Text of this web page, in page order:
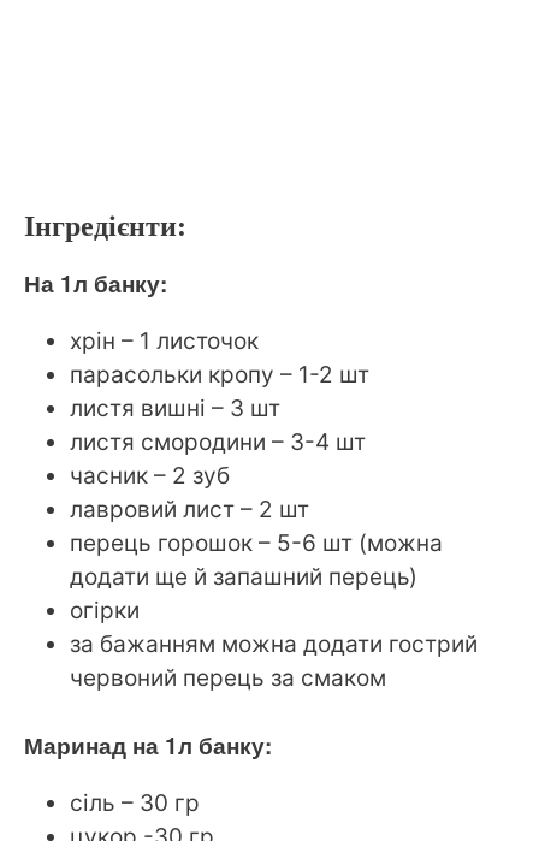
Інгредієнти:
На 1л банку:
хрін – 1 листочок
парасольки кропу – 1-2 шт
листя вишні – 3 шт
листя смородини – 3-4 шт
часник – 2 зуб
лавровий лист – 2 шт
перець горошок – 5-6 шт (можна
додати ще й запашний перець)
огірки
за бажанням можна додати гострий
червоний перець за смаком
Маринад на 1л банку:
сіль – 30 гр